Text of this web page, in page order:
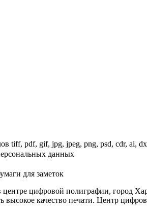
tiff, pdf, gif, jpg, jpeg, png, psd, cdr, ai,
данных
для заметок
центре цифровой полиграфии, город
высокое качество печати. Центр